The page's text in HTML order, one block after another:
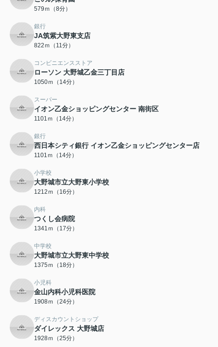
579ｍ（8分）
銀行
JA筑紫大野東支店
822ｍ（11分）
コンビニエンスストア
ローソン 大野城乙金三丁目店
1050ｍ（14分）
スーパー
イオン乙金ショッピングセンター 南街区
1101ｍ（14分）
銀行
西日本シティ銀行 イオン乙金ショッピングセンター店
1101ｍ（14分）
小学校
大野城市立大野東小学校
1212ｍ（16分）
内科
つくし会病院
1341ｍ（17分）
中学校
大野城市立大野東中学校
1375ｍ（18分）
小児科
金山内科小児科医院
1908ｍ（24分）
ディスカウントショップ
ダイレックス 大野城店
1928ｍ（25分）